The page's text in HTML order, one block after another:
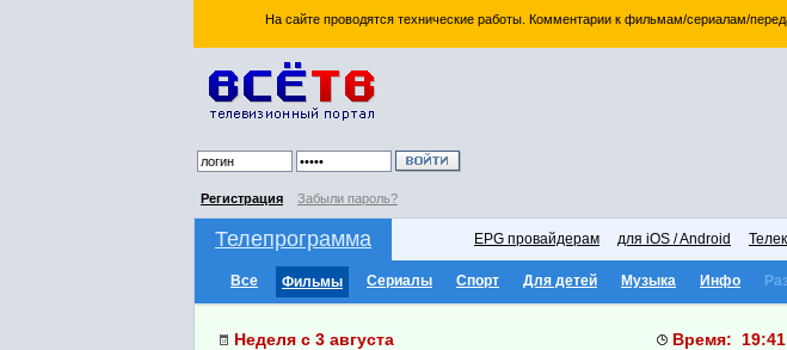
На сайте проводятся технические работы. Комментарии к фильмам/сериалам/
Регистрация Забыли пароль?
Телепрограмма EPG провайдерам для iOS / Android
Все Фильмы Сериалы Спорт Для детей Музыка Инфо
Неделя с 3 августа Время: 19:41